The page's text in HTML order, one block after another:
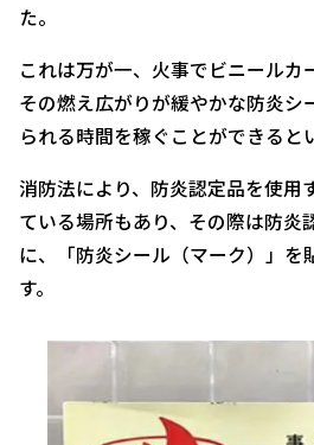
た。
これは万が一、火事でビニールカ
その燃え広がりが緩やかな防炎シ
られる時間を稼ぐことができると
消防法により、防炎認定品を使用
ている場所もあり、その際は防炎
に、「防炎シール（マーク）」を
す。